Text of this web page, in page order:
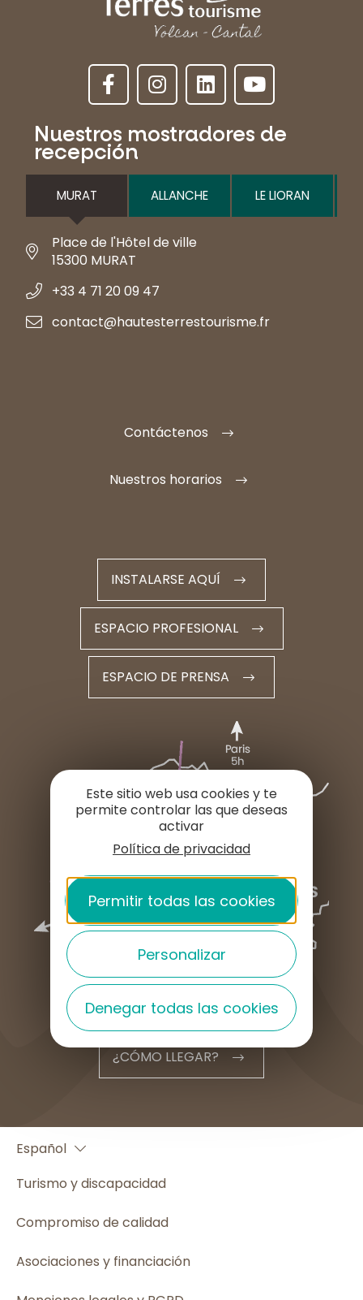
Nuestros mostradores de
recepción
MURAT ALLANCHE LE LIORAN
Place de l'Hôtel de ville
15300 MURAT
+33 4 71 20 09 47
contact@hautesterrestourisme.fr
Contáctenos
Nuestros horarios
INSTALARSE AQUÍ
ESPACIO PROFESIONAL
ESPACIO DE PRENSA
¿CÓMO LLEGAR?
Español
English
Turismo y discapacidad
Compromiso de calidad
Asociaciones y financiación
Este sitio web usa cookies y te
permite controlar las que deseas
activar
Política de privacidad
Permitir todas las cookies
Personalizar
Denegar todas las cookies